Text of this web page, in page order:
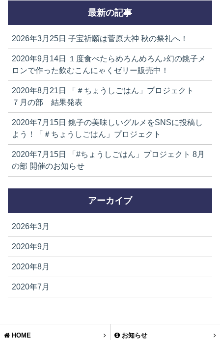
最新の記事
2026年3月25日 子宝祈願は菅原大神 秋の祭礼へ！
2020年9月14日
１度食べたらめろんめろん♪幻の銚子メ
ロンで作った飲むこんにゃくゼリー販売中！
2020年8月21日
「＃ちょうしごはん」プロジェクト
７月の部 結果発表
2020年7月15日 銚子の美味しいグルメをSNSに投稿し
よう！「＃ちょうしごはん」プロジェクト
2020年7月15日
「#ちょうしごはん」プロジェクト 8月
の部 開催のお知らせ
アーカイブ
2026年3月
2020年9月
2020年8月
2020年7月
HOME お知らせ